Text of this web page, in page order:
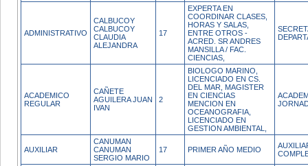
ADMINISTRATIVO
CALBUCOY
CALBUCOY
CLAUDIA
ALEJANDRA
17
EXPERTA EN
COORDINAR CLASES,
HORAS Y SALAS,
ENTRE OTROS -
ACRED. SR ANDRES
MANSILLA / FAC.
CIENCIAS,
ACADEMICO
REGULAR
CAÑETE
AGUILERA JUAN
IVAN
2
BIOLOGO MARINO,
LICENCIADO EN CS.
DEL MAR, MAGISTER
EN CIENCIAS
MENCION EN
OCEANOGRAFIA,
LICENCIADO EN
GESTION AMBIENTAL,
AUXILIAR
CANUMAN
CANUMAN
SERGIO MARIO
17 PRIMER AÑO MEDIO